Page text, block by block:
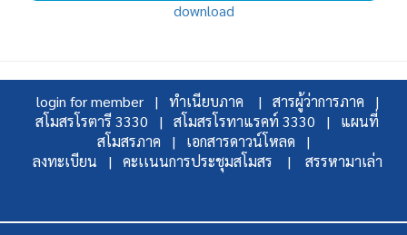
download
login for member | ทำเนียบภาค |
สารผู้ว่าการภาค |
สโมสรโรตารี 3330 |
สโมสรโรทาแรคท์ 3330 |
แผนที่
สโมสรภาค |
เอกสารดาวน์โหลด |
ลงทะเบียน |
คะเเนนการประชุมสโมสร | สรรหามาเล่า